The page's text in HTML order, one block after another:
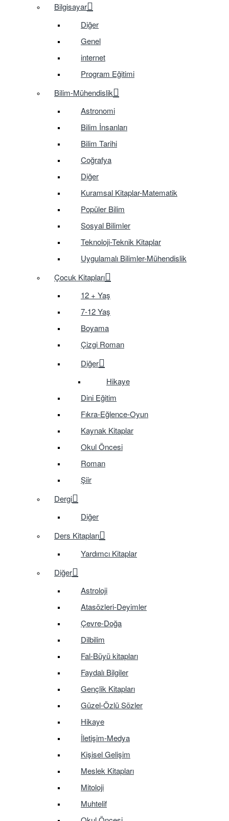
Bilgisayar
Diğer
Genel
internet
Program Eğitimi
Bilim-Mühendislik
Astronomi
Bilim İnsanları
Bilim Tarihi
Coğrafya
Diğer
Kuramsal Kitaplar-Matematik
Popüler Bilim
Sosyal Bilimler
Teknoloji-Teknik Kitaplar
Uygulamalı Bilimler-Mühendislik
Çocuk Kitapları
12 + Yaş
7-12 Yaş
Boyama
Çizgi Roman
Diğer
Hikaye
Dini Eğitim
Fıkra-Eğlence-Oyun
Kaynak Kitaplar
Okul Öncesi
Roman
Şiir
Dergi
Diğer
Ders Kitapları
Yardımcı Kitaplar
Diğer
Astroloji
Atasözleri-Deyimler
Çevre-Doğa
Dilbilim
Fal-Büyü kitapları
Faydalı Bilgiler
Gençlik Kitapları
Güzel-Özlü Sözler
Hikaye
İletişim-Medya
Kişisel Gelişim
Meslek Kitapları
Mitoloji
Muhtelif